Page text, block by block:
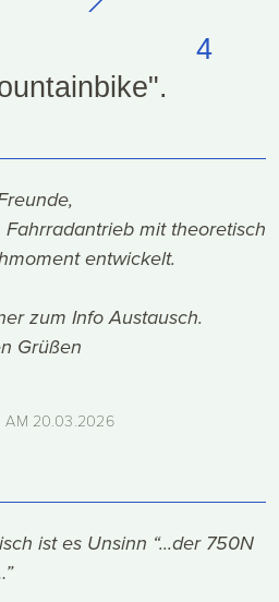
4
mit theoretisch
entwickelt.
zum Info Austausch.
Grüßen
AM 20.03.2026
ist es Unsinn “...der 750N